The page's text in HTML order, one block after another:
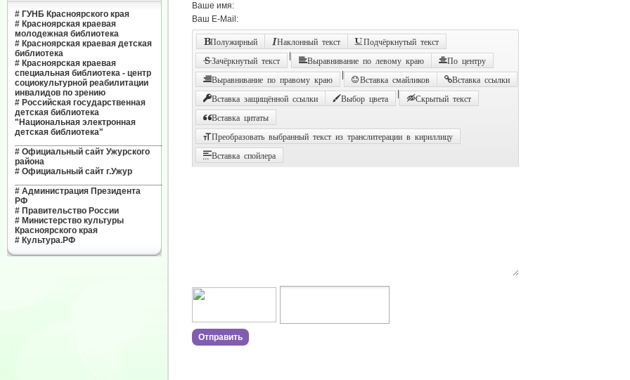
# ГУНБ Красноярского края
# Красноярская краевая
молодежная библиотека
# Красноярская краевая детская
библиотека
# Красноярская краевая
специальная библиотека - центр
социокультурной реабилитации
инвалидов по зрению
# Российская государственная
детская библиотека
"Национальная электронная
детская библиотека"
# Официальный сайт Ужурского
района
# Официальный сайт г.Ужур
# Администрация Президента
РФ
# Правительство России
# Министерство культуры
Красноярского края
# Культура.РФ
Ваше имя:
Ваш E-Mail:
Полужирный Наклонный текст Подчёркнутый текст
Зачёркнутый текст Выравнивание по левому краю По центру
Выравнивание по правому краю Вставка смайликов Вставка ссылки
Вставка защищённой ссылки Выбор цвета Скрытый текст
Вставка цитаты
Преобразовать выбранный текст из транслитерации в кириллицу
Вставка спойлера